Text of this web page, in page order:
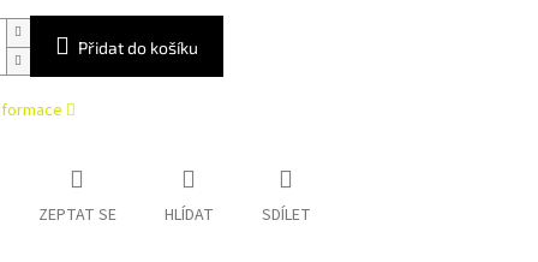
Přidat do košíku
ZEPTAT SE HLÍDAT SDÍLET